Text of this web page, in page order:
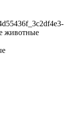
животные